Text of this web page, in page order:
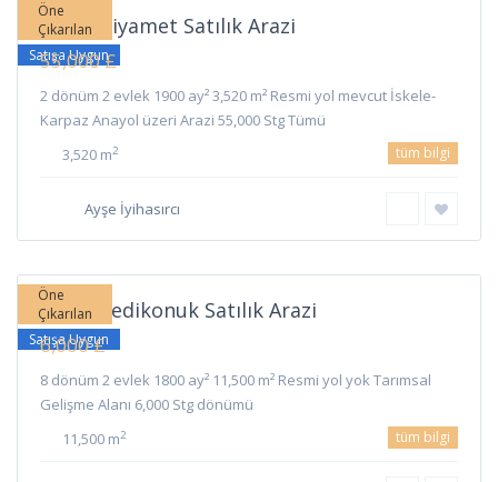
Öne
Çıkarılan
Satışa Uygun
İskele Ziyamet Satılık Arazi
55,000 £
2 dönüm 2 evlek 1900 ay² 3,520 m² Resmi yol mevcut İskele-
Karpaz Anayol üzeri Arazi 55,000 Stg Tümü
3,520 m2 tüm bilgi
Ayşe İyihasırcı
Öne
Çıkarılan
Satışa Uygun
İskele Yedikonuk Satılık Arazi
6,000 £
8 dönüm 2 evlek 1800 ay² 11,500 m² Resmi yol yok Tarımsal
Gelişme Alanı 6,000 Stg dönümü
11,500 m2 tüm bilgi